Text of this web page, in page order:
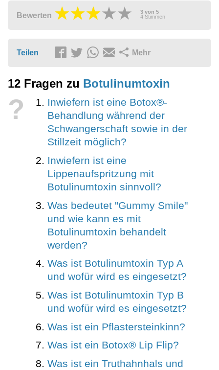
Bewerten 3 von 5
4 Stimmen
Teilen Mehr
12 Fragen zu Botulinumtoxin
?
Inwiefern ist eine Botox®-
Behandlung während der
Schwangerschaft sowie in der
Stillzeit möglich?
Inwiefern ist eine
Lippenaufspritzung mit
Botulinumtoxin sinnvoll?
Was bedeutet "Gummy Smile"
und wie kann es mit
Botulinumtoxin behandelt
werden?
Was ist Botulinumtoxin Typ A
und wofür wird es eingesetzt?
Was ist Botulinumtoxin Typ B
und wofür wird es eingesetzt?
Was ist ein Pflastersteinkinn?
Was ist ein Botox® Lip Flip?
Was ist ein Truthahnhals und